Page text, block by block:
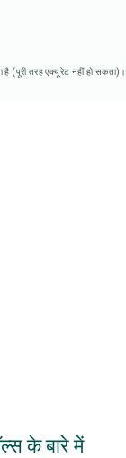
(पूरी तरह एक्यूरेट नहीं हो सकता)।
के बारे में